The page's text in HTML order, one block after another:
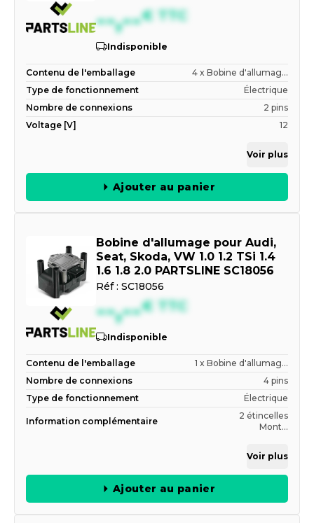
--,--€ TTC
Indisponible
Contenu de l'emballage
4 x Bobine d'allumag...
Type de fonctionnement
Électrique
Nombre de connexions
2 pins
Voltage [V]
12
Voir plus
Ajouter au panier
Bobine d'allumage pour Audi,
Seat, Skoda, VW 1.0 1.2 TSi 1.4
1.6 1.8 2.0 PARTSLINE SC18056
Réf : SC18056
--,--€ TTC
Indisponible
Contenu de l'emballage
1 x Bobine d'allumag...
Nombre de connexions
4 pins
Type de fonctionnement
Électrique
Information complémentaire
2 étincelles
Mont...
Voir plus
Ajouter au panier